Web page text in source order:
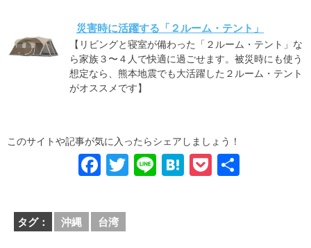
災害時に活躍する「２ルーム・テント」
【リビングと寝室が備わった「２ルーム・テント」な
ら家族３〜４人で快適に過ごせます。被災時にも使う
想定なら、熊本地震でも大活躍した２ルーム・テント
がオススメです】
このサイトや記事が気に入ったらシェアしましょう！
F
a
c
e
T
wi
Li
n
H
at
P
o
タグ： 沖縄 台湾